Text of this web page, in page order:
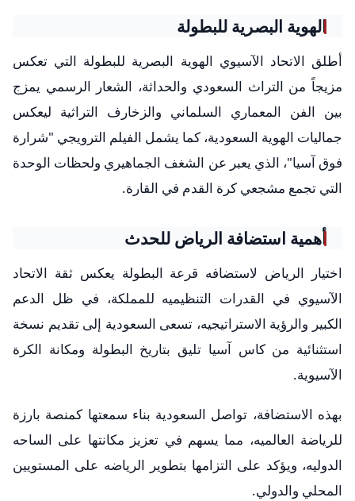
الهوية البصرية للبطولة
أطلق الاتحاد الآسيوي الهوية البصرية للبطولة التي تعكس
مزيجاً من التراث السعودي والحداثة، الشعار الرسمي يمزج
بين الفن المعماري السلماني والزخارف التراثية ليعكس
جماليات الهوية السعودية، كما يشمل الفيلم الترويجي "شرارة
فوق آسيا"، الذي يعبر عن الشغف الجماهيري ولحظات الوحدة
التي تجمع مشجعي كرة القدم في القارة.
أهمية استضافة الرياض للحدث
اختيار الرياض لاستضافه قرعة البطولة يعكس ثقة الاتحاد
الآسيوي في القدرات التنظيميه للمملكة، في ظل الدعم
الكبير والرؤية الاستراتيجيه، تسعى السعودية إلى تقديم نسخة
استثنائية من كاس آسيا تليق بتاريخ البطولة ومكانة الكرة
الآسيوية.
بهذه الاستضافة، تواصل السعودية بناء سمعتها كمنصة بارزة
للرياضة العالميه، مما يسهم في تعزيز مكانتها على الساحه
الدوليه، ويؤكد على التزامها بتطوير الرياضه على المستويين
المحلي والدولي.